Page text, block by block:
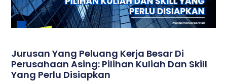
Jurusan Yang Peluang Kerja Besar Di
Perusahaan Asing: Pilihan Kuliah Dan Skill
Yang Perlu Disiapkan